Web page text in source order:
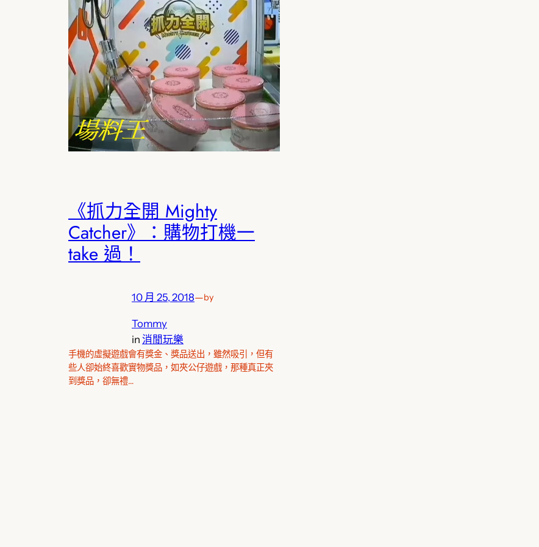
《抓力全開 Mighty
Catcher》：購物打機一
take 過！
10 月 25, 2018—by
Tommy
in 消閒玩樂
手機的虛擬遊戲會有獎金、獎品送出，雖然吸引，但有
些人卻始終喜歡實物獎品，如夾公仔遊戲，那種真正夾
到獎品，卻無禮…